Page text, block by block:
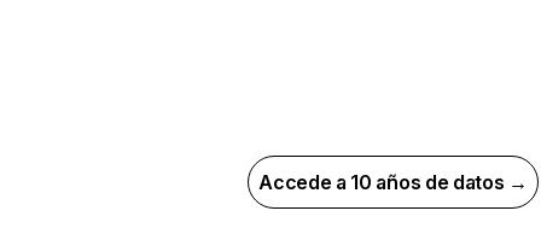
Accede a 10 años de datos →